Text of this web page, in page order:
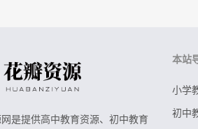
是提供高中教育资源、初中教育
本站
小学
初中